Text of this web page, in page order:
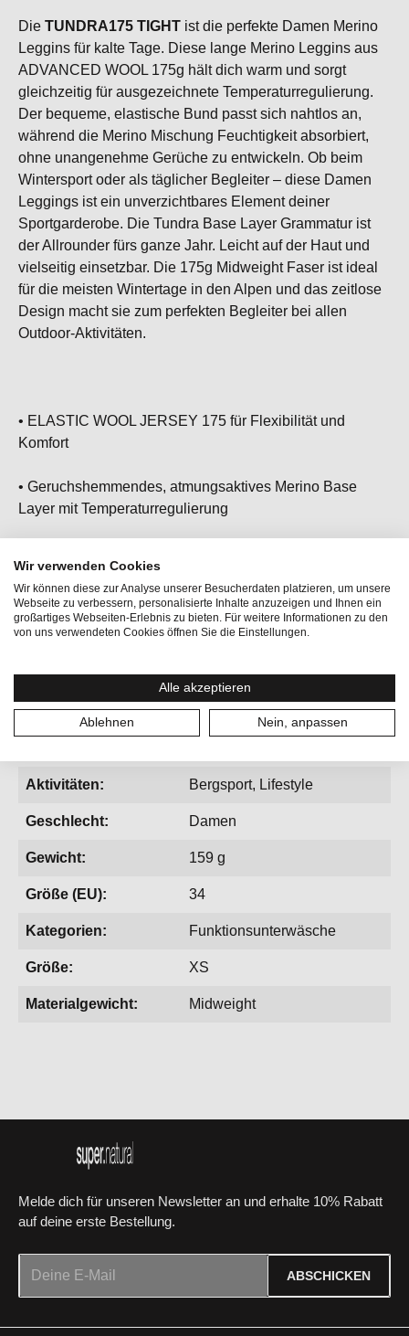
Die TUNDRA175 TIGHT ist die perfekte Damen Merino
Leggins für kalte Tage. Diese lange Merino Leggins aus
ADVANCED WOOL 175g hält dich warm und sorgt
gleichzeitig für ausgezeichnete Temperaturregulierung.
Der bequeme, elastische Bund passt sich nahtlos an,
während die Merino Mischung Feuchtigkeit absorbiert,
ohne unangenehme Gerüche zu entwickeln. Ob beim
Wintersport oder als täglicher Begleiter – diese Damen
Leggings ist ein unverzichtbares Element deiner
Sportgarderobe. Die Tundra Base Layer Grammatur ist
der Allrounder fürs ganze Jahr. Leicht auf der Haut und
vielseitig einsetzbar. Die 175g Midweight Faser ist ideal
für die meisten Wintertage in den Alpen und das zeitlose
Design macht sie zum perfekten Begleiter bei allen
Outdoor-Aktivitäten.
• ELASTIC WOOL JERSEY 175 für Flexibilität und
Komfort
• Geruchshemmendes, atmungsaktives Merino Base
Layer mit Temperaturregulierung
• Ideal kombinierbar mit SUPER TOP
• Unser Baselayer Allrounder, besonders
Aktivitäten: Bergsport, Lifestyle
Geschlecht: Damen
Gewicht: 159 g
Größe (EU): 34
Kategorien: Funktionsunterwäsche
Größe: XS
Materialgewicht: Midweight
Melde dich für unseren Newsletter an und erhalte 10% Rabatt
auf deine erste Bestellung.
ABSCHICKEN
Die mit einem Stern (*) markierten Felder sind Pflichtfelder.
Wir verwenden Cookies
Wir können diese zur Analyse unserer Besucherdaten platzieren, um unsere
Webseite zu verbessern, personalisierte Inhalte anzuzeigen und Ihnen ein
großartiges Webseiten-Erlebnis zu bieten. Für weitere Informationen zu den
von uns verwendeten Cookies öffnen Sie die Einstellungen.
Alle akzeptieren
Ablehnen Nein, anpassen